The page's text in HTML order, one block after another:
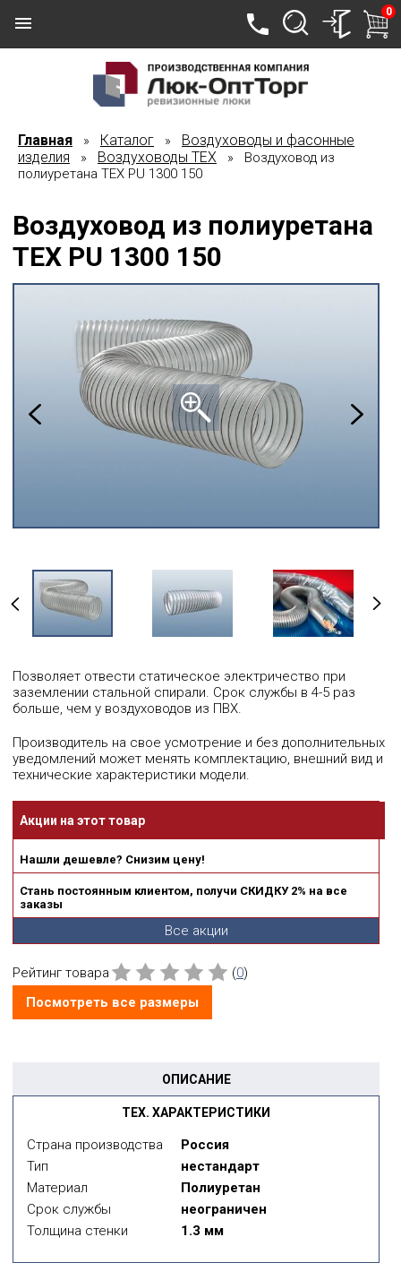
0
Главная » Каталог » Воздуховоды и фасонные
изделия » Воздуховоды TEX » Воздуховод из
полиуретана ТЕХ PU 1300 150
Воздуховод из полиуретана
ТЕХ PU 1300 150
Позволяет отвести статическое электричество при
заземлении стальной спирали. Срок службы в 4-5 раз
больше, чем у воздуховодов из ПВХ.
Производитель на свое усмотрение и без дополнительных
уведомлений может менять комплектацию, внешний вид и
технические характеристики модели.
Акции на этот товар
Нашли дешевле? Снизим цену!
Стань постоянным клиентом, получи СКИДКУ 2% на все
заказы
Все акции
Рейтинг товара (0)
Посмотреть все размеры
ТЕХ. ХАРАКТЕРИСТИКИ
ОПИСАНИЕ
Страна производства
Россия
Тип
нестандарт
Материал
Полиуретан
Срок службы
неограничен
Толщина стенки
1.3 мм